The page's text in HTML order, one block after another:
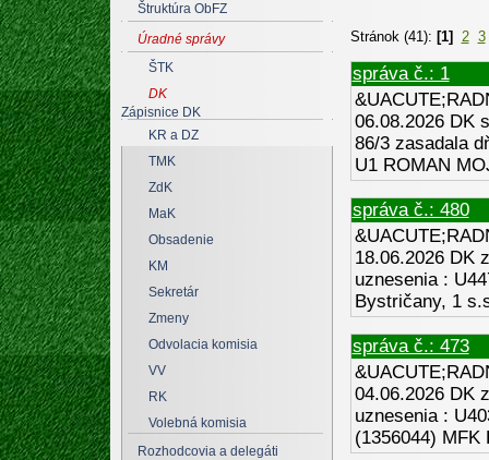
Štruktúra ObFZ
Úradné správy
ŠTK
DK
Zápisnice DK
KR a DZ
TMK
ZdK
MaK
Obsadenie
KM
Sekretár
Zmeny
Odvolacia komisia
VV
RK
Volebná komisia
Rozhodcovia a delegáti
Stránok (41): [1] 2 3
správa č.: 1
06.08.2026 DK
86/3 zasadala
U1 ROMAN
správa č.: 480
18.06.2026 DK
uznesenia :
Bystričany, 1
správa č.: 473
04.06.2026 DK
uznesenia :
(1356044)